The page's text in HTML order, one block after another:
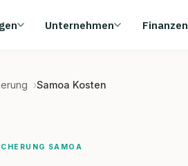
Unternehmen Finanzen
Samoa Kosten
SAMOA